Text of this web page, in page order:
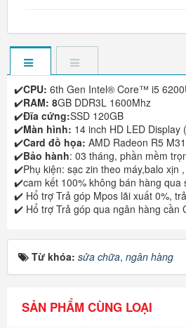
✔️CPU: 6th Gen Intel® Core™ i5
✔️RAM: 8GB DDR3L 1600Mhz
✔️Đĩa cứng:SSD 120GB
✔️Màn hình: 14 inch HD LED Display
✔️Card đồ họa: AMD Radeon R5
✔️Bảo hành: 03 tháng, phần mềm
✔️Phụ kiện: sạc zin theo máy,balo xịn
✔️cam kết 100% không bán hàng qua
✔️ Hổ trợ Trả góp Mpos lãi xuất 0%,
✔️ Hổ trợ Trả góp qua ngân hàng cần
Từ khóa: sửa chữa, ngân hàng
SẢN PHẨM CÙNG LOẠI